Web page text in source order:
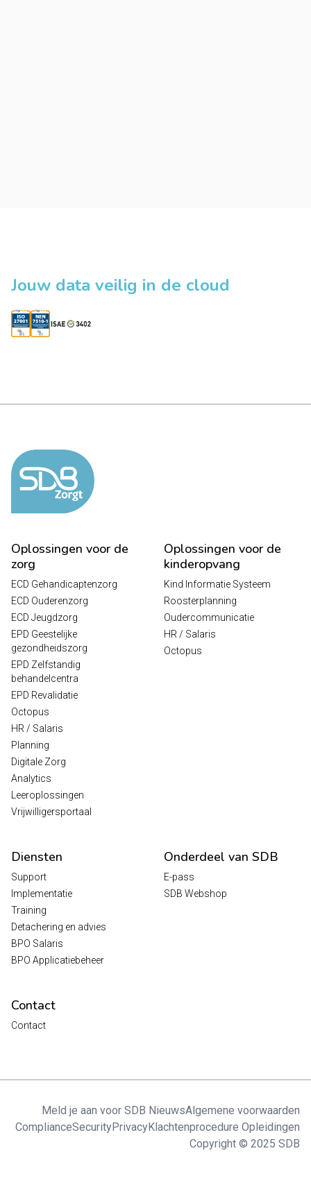
Jouw data veilig in de cloud
Oplossingen voor de
zorg
ECD Gehandicaptenzorg
ECD Ouderenzorg
ECD Jeugdzorg
EPD Geestelijke
gezondheidszorg
EPD Zelfstandig
behandelcentra
EPD Revalidatie
Octopus
HR / Salaris
Planning
Digitale Zorg
Analytics
Leeroplossingen
Vrijwilligersportaal
Oplossingen voor de
kinderopvang
Kind Informatie Systeem
Roosterplanning
Oudercommunicatie
HR / Salaris
Octopus
Diensten
Support
Implementatie
Training
Detachering en advies
BPO Salaris
BPO Applicatiebeheer
Onderdeel van SDB
E-pass
SDB Webshop
Contact
Contact
Meld je aan voor SDB NieuwsAlgemene voorwaarden
ComplianceSecurityPrivacyKlachtenprocedure Opleidingen
Copyright © 2025 SDB